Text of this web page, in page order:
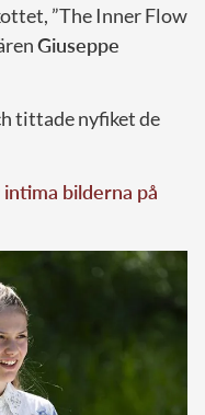
”The Inner Flow
Giuseppe
tittade nyfiket de
bilderna på